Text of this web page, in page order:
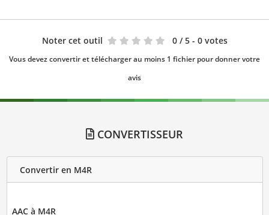
Noter cet outil 0 / 5 - 0 votes
Vous devez convertir et télécharger au moins 1 fichier pour donner votre
avis
CONVERTISSEUR
Convertir en M4R
AAC à M4R